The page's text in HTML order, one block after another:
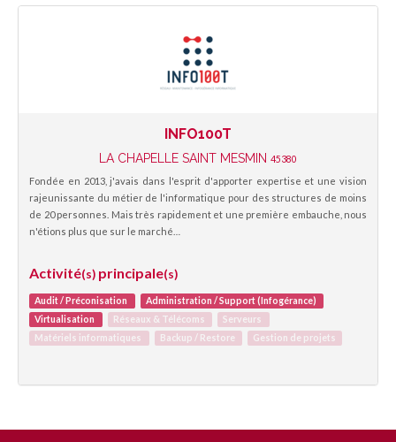
INFO100T
LA CHAPELLE SAINT MESMIN 45380
Fondée en 2013, j'avais dans l'esprit d'apporter expertise et une vision
rajeunissante du métier de l'informatique pour des structures de moins
de 20 personnes. Mais très rapidement et une première embauche, nous
n'étions plus que sur le marché…
Activité(s) principale(s)
Audit / Préconisation
Administration / Support (Infogérance)
Virtualisation
Réseaux & Télécoms
Serveurs
Matériels informatiques
Backup / Restore Gestion de projets